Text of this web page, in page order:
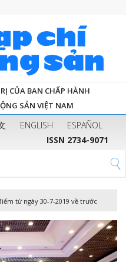
CỦA BAN CHẤP HÀNH
SẢN VIỆT NAM
ENGLISH
ESPAÑOL
ISSN 2734-9071
từ ngày 30-7-2019 về trước